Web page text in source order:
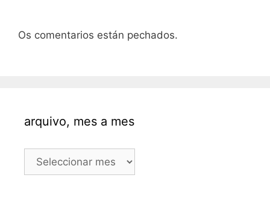
Os comentarios están pechados.
arquivo, mes a mes
arquivo,